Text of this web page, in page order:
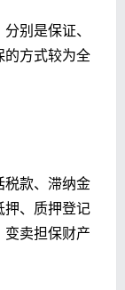
别是保证、
的方式较为全
税款、滞纳金
押、质押登记
卖担保财产